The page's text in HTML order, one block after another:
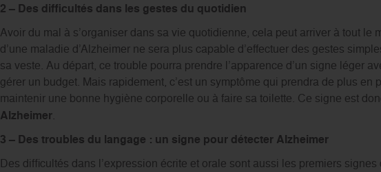
2 – Des difficultés dans les gestes du quotidien
Avoir du mal à s’organiser dans sa vie quotidienne, cela peut arriver à tout le
d’une maladie d’Alzheimer ne sera plus capable d’effectuer des gestes
sa veste. Au départ, ce trouble pourra prendre l’apparence d’un signe léger
gérer un budget. Mais rapidement, c’est un symptôme qui prendra de plus
maintenir une bonne hygiène corporelle ou à faire sa toilette. Ce signe est
Alzheimer.
3 – Des troubles du langage : un signe pour détecter Alzheimer
Des difficultés dans l’expression écrite et orale sont aussi les premiers signes